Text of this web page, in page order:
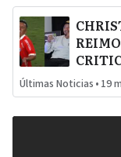
NIVEL
Últimas Noticias • 19